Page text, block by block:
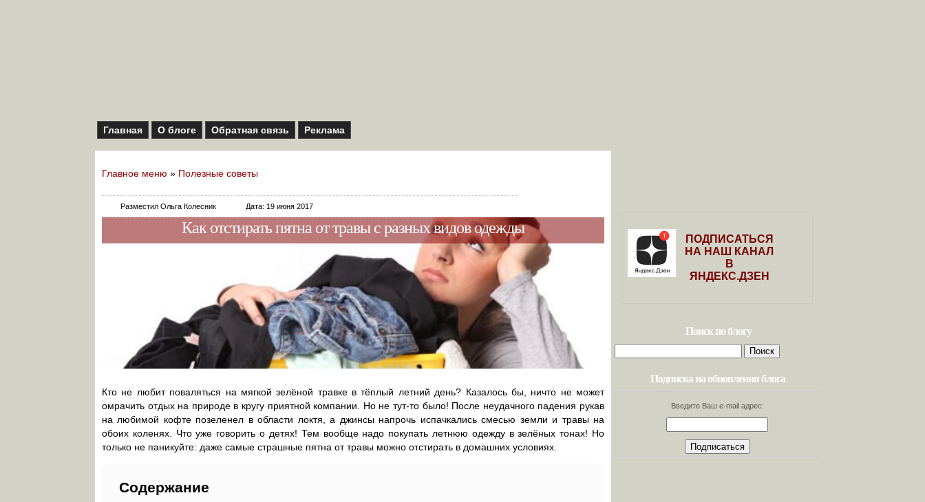
Главная О блоге Обратная связь Реклама
Главное меню » Полезные советы
Разместил Ольга Колесник Дата: 19 июня 2017
Как отстирать пятна от травы с разных видов одежды
Кто не любит поваляться на мягкой зелёной травке в тёплый летний день? Казалось бы, ничто не может
омрачить отдых на природе в кругу приятной компании. Но не тут-то было! После неудачного падения рукав
на любимой кофте позеленел в области локтя, а джинсы напрочь испачкались смесью земли и травы на
обоих коленях. Что уже говорить о детях! Тем вообще надо покупать летнюю одежду в зелёных тонах! Но
только не паникуйте: даже самые страшные пятна от травы можно отстирать в домашних условиях.
Содержание
ПОДПИСАТЬСЯ
НА НАШ КАНАЛ
В
ЯНДЕКС.ДЗЕН
Поиск по блогу
Найти:
Подписка на обновления блога
Введите Ваш e-mail адрес: